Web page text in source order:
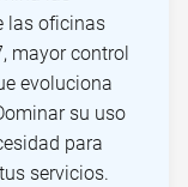
las oficinas
mayor control
evoluciona
su uso
para
servicios.